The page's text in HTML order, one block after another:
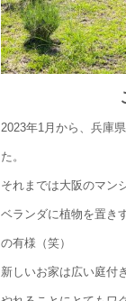
2023年1月から、兵庫
た。
それまでは大阪のマン
ベランダに植物を置き
の有様（笑）
新しいお家は広い庭付